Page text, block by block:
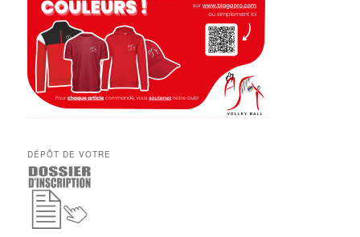
DÉPÔT DE VOTRE